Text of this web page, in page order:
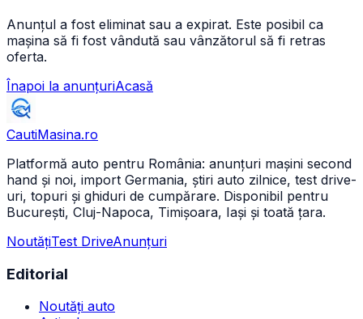
Anunțul a fost eliminat sau a expirat. Este posibil ca
mașina să fi fost vândută sau vânzătorul să fi retras
oferta.
Înapoi la anunțuriAcasă
CautiMasina.ro
Platformă auto pentru România: anunțuri mașini second
hand și noi, import Germania, știri auto zilnice, test drive-
uri, topuri și ghiduri de cumpărare. Disponibil pentru
București, Cluj-Napoca, Timișoara, Iași și toată țara.
NoutățiTest DriveAnunțuri
Editorial
Noutăți auto